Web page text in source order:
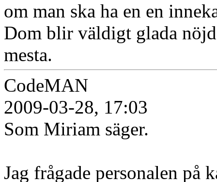
om man ska ha en en
Dom blir väldigt glada
mesta.
CodeMAN
2009-03-28, 17:03
Som Miriam säger.
Jag frågade personalen på